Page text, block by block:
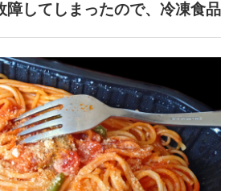
してしまったので、冷凍食品